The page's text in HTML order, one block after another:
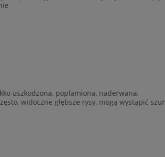
uszkodzona, poplamiona, naderwana,
widoczne głębsze rysy, mogą wystąpić